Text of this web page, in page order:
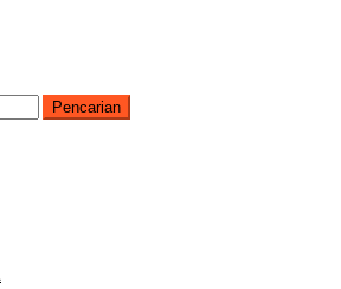
Pencarian